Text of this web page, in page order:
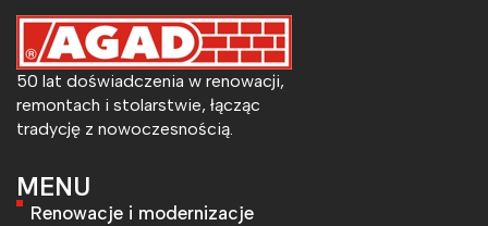
50 lat doświadczenia w renowacji,
remontach i stolarstwie, łącząc
tradycję z nowoczesnością.
MENU
Renowacje i modernizacje